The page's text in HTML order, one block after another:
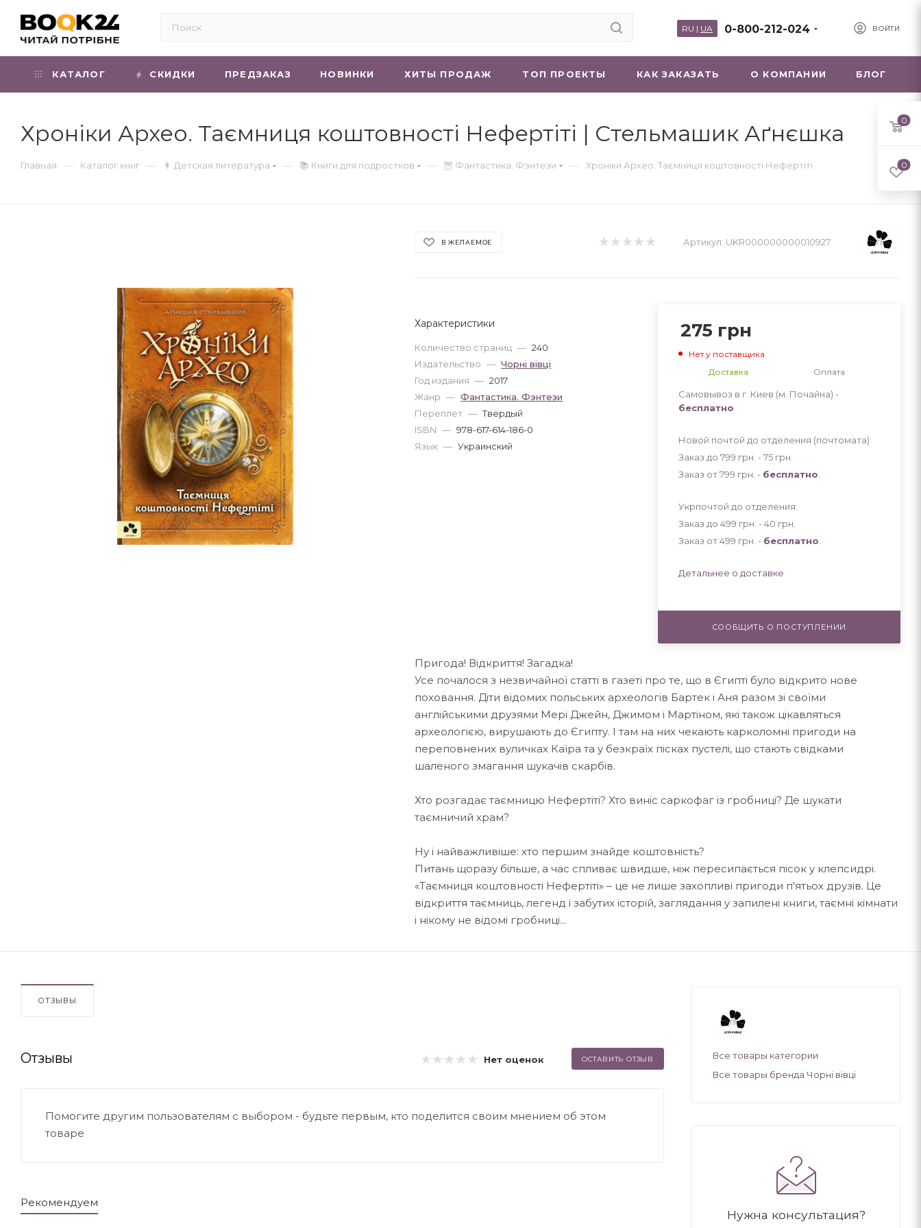
ВОЙТИ
0-800-212-024
RU | UA
КАТАЛОГ СКИДКИ ПРЕДЗАКАЗ НОВИНКИ ХИТЫ ПРОДАЖ ТОП ПРОЕКТЫ КАК ЗАКАЗАТЬ О КОМПАНИИ БЛОГ
Хроніки Архео. Таємниця коштовності Нефертіті | Стельмашик Аґнєшка
Главная — Каталог книг — 👨 Детская литература — 📚 Книги для подростков — 🦉 Фантастика. Фэнтези — Хроніки Архео. Таємниця коштовності Нефертіті
В ЖЕЛАЕМОЕ Артикул: UKR000000000010927
Характеристики
Количество страниц — 240
Издательство — Чорні вівці
Год издания — 2017
Жанр — Фантастика. Фэнтези
Переплет — Твердый
ISBN — 978-617-614-186-0
Язык — Украинский
275 грн
Нет у поставщика
Доставка
Оплата
Самовывоз в г. Киев (м. Почайна) -
бесплатно
Новой почтой до отделения (почтомата):
Заказ до 799 грн. - 75 грн
Заказ от 799 грн. - бесплатно
Укрпочтой до отделения:
Заказ до 499 грн. - 40 грн
Заказ от 499 грн. - бесплатно
Детальнее о доставке
СООБЩИТЬ О ПОСТУПЛЕНИИ
Пригода! Відкриття! Загадка!
Усе почалося з незвичайної статті в газеті про те, що в Єгипті було відкрито нове
поховання. Діти відомих польських археологів Бартек і Аня разом зі своїми
англійськими друзями Мері Джейн, Джимом і Мартіном, які також цікавляться
археологією, вирушають до Єгипту. І там на них чекають карколомні пригоди на
переповнених вуличках Каїра та у безкраїх пісках пустелі, що стають свідками
шаленого змагання шукачів скарбів.
Хто розгадає таємницю Нефертіті? Хто виніс саркофаг із гробниці? Де шукати
таємничий храм?
Ну і найважливіше: хто першим знайде коштовність?
Питань щоразу більше, а час спливає швидше, ніж пересипається пісок у клепсидрі.
«Таємниця коштовності Нефертіті» – це не лише захопливі пригоди п'ятьох друзів. Це
відкриття таємниць, легенд і забутих історій, заглядання у запилені книги, таємні кімнати
і нікому не відомі гробниці...
ОТЗЫВЫ
Отзывы Нет оценок ОСТАВИТЬ ОТЗЫВ
Помогите другим пользователям с выбором - будьте первым, кто поделится своим мнением об этом
товаре
Рекомендуем
Все товары категории
Все товары бренда Чорні вівці
Нужна консультация?
0
0